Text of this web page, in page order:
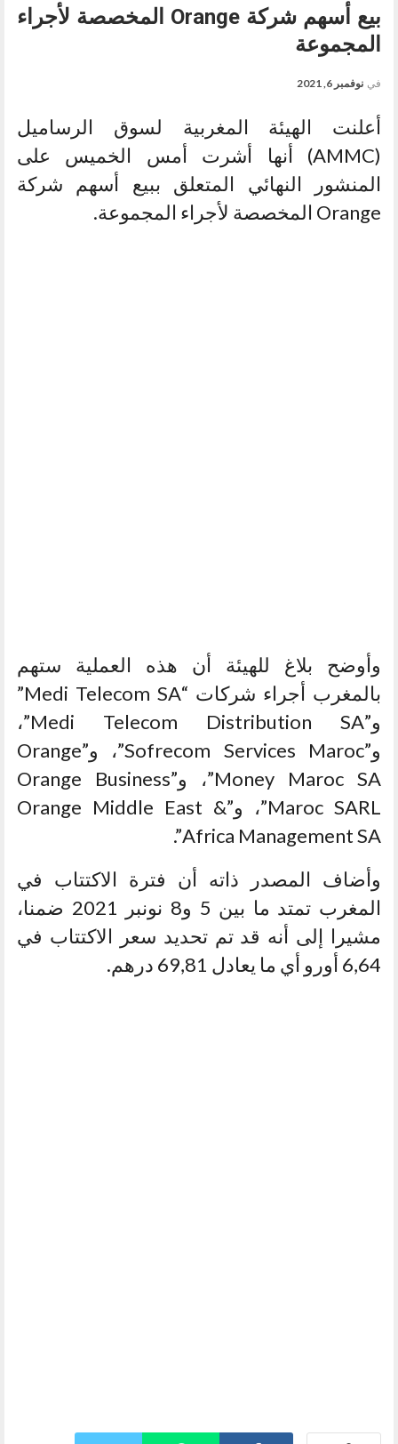
بيع أسهم شركة Orange المخصصة لأجراء
المجموعة
في نوفمبر 6, 2021
أعلنت الهيئة المغربية لسوق الرساميل
(AMMC) أنها أشرت أمس الخميس على
المنشور النهائي المتعلق ببيع أسهم شركة
Orange المخصصة لأجراء المجموعة.
وأوضح بلاغ للهيئة أن هذه العملية ستهم
بالمغرب أجراء شركات “Medi Telecom SA”
و”Medi Telecom Distribution SA”،
و”Sofrecom Services Maroc”، و”Orange
Money Maroc SA”، و”Orange Business
Maroc SARL”، و”Orange Middle East &
Africa Management SA”.
وأضاف المصدر ذاته أن فترة الاكتتاب في
المغرب تمتد ما بين 5 و8 نونبر 2021 ضمنا،
مشيرا إلى أنه قد تم تحديد سعر الاكتتاب في
6,64 أورو أي ما يعادل 69,81 درهم.